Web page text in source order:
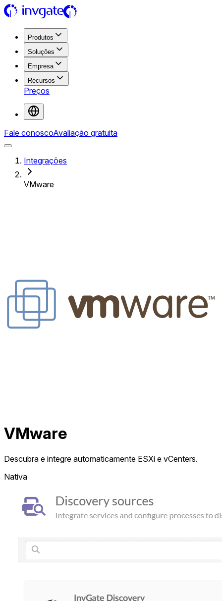
Produtos
Soluções
Empresa
Recursos
Preços
Fale conoscoAvaliação gratuita
Integrações
VMware
VMware
Descubra e integre automaticamente ESXi e vCenters.
Nativa